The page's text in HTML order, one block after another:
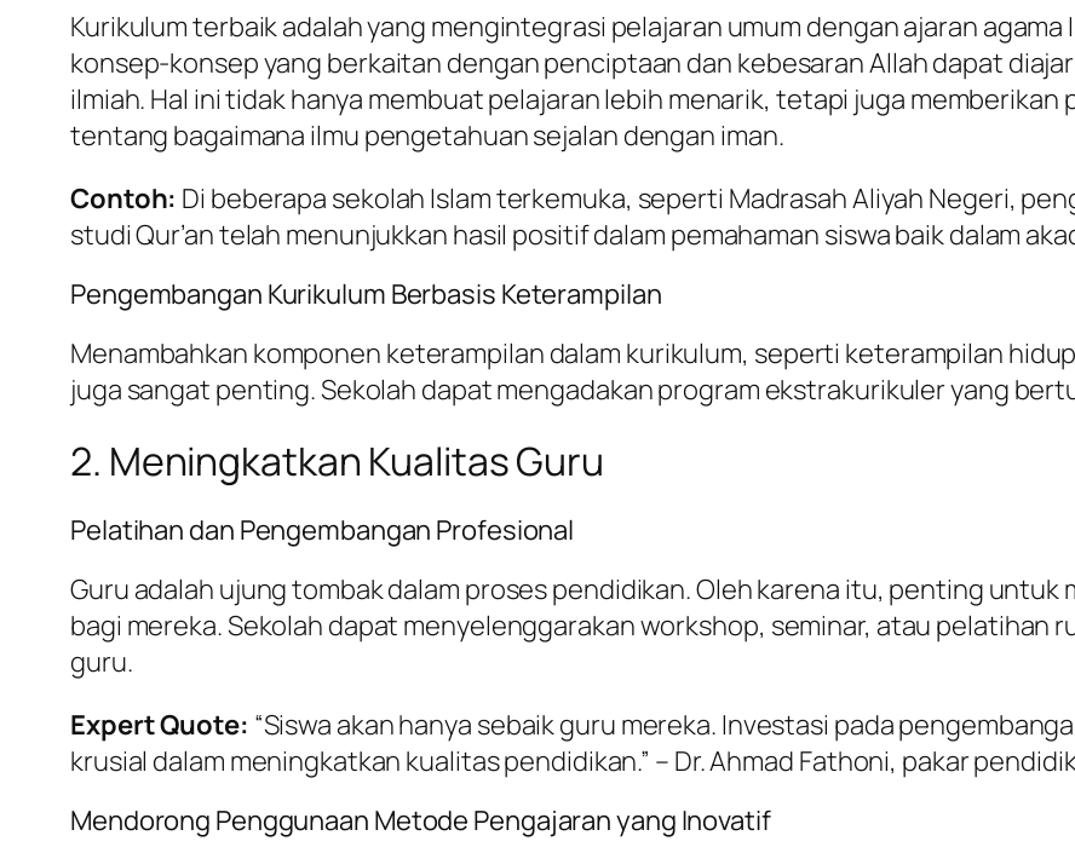
Kurikulum terbaik adalah yang mengintegrasi pelajaran umum dengan ajaran agama
konsep-konsep yang berkaitan dengan penciptaan dan kebesaran Allah dapat
ilmiah. Hal ini tidak hanya membuat pelajaran lebih menarik, tetapi juga memberikan
tentang bagaimana ilmu pengetahuan sejalan dengan iman.
Contoh: Di beberapa sekolah Islam terkemuka, seperti Madrasah Aliyah Negeri,
studi Qur’an telah menunjukkan hasil positif dalam pemahaman siswa baik dalam
Pengembangan Kurikulum Berbasis Keterampilan
Menambahkan komponen keterampilan dalam kurikulum, seperti keterampilan
juga sangat penting. Sekolah dapat mengadakan program ekstrakurikuler yang
2. Meningkatkan Kualitas Guru
Pelatihan dan Pengembangan Profesional
Guru adalah ujung tombak dalam proses pendidikan. Oleh karena itu, penting
bagi mereka. Sekolah dapat menyelenggarakan workshop, seminar, atau pelatihan
guru.
Expert Quote: “Siswa akan hanya sebaik guru mereka. Investasi pada
krusial dalam meningkatkan kualitas pendidikan.” – Dr. Ahmad Fathoni, pakar
Mendorong Penggunaan Metode Pengajaran yang Inovatif